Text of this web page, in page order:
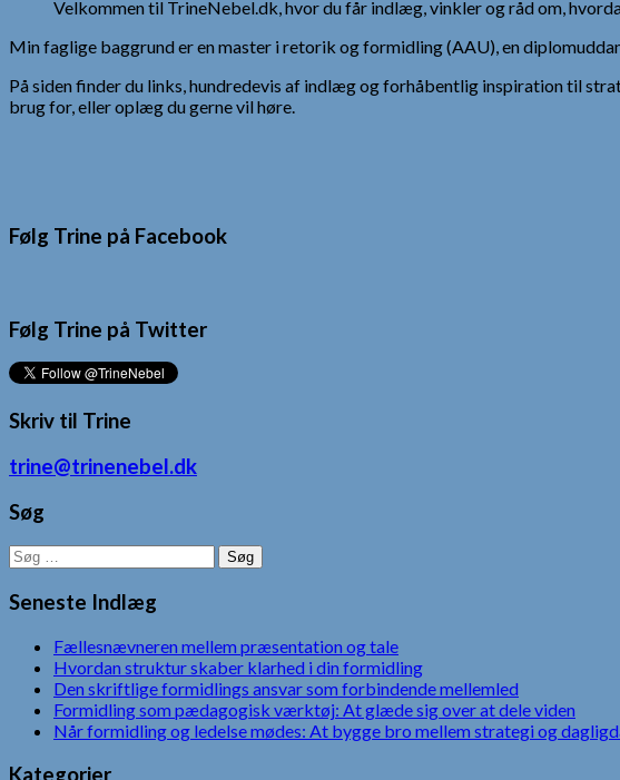
Velkommen til TrineNebel.dk, hvor du får indlæg, vinkler og råd om,
Min faglige baggrund er en master i retorik og formidling (AAU), en
På siden finder du links, hundredevis af indlæg og forhåbentlig inspiration til
brug for, eller oplæg du gerne vil høre.
Følg Trine på Facebook
Følg Trine på Twitter
Skriv til Trine
trine@trinenebel.dk
Søg
Søg
efter:
Seneste Indlæg
Fællesnævneren mellem præsentation og tale
Hvordan struktur skaber klarhed i din formidling
Den skriftlige formidlings ansvar som forbindende mellemled
Formidling som pædagogisk værktøj: At glæde sig over at dele viden
Når formidling og ledelse mødes: At bygge bro mellem strategi og
Kategorier